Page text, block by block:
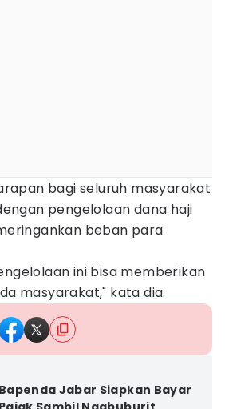
bagi seluruh masyarakat
pengelolaan dana haji
beban para
ini bisa memberikan
masyarakat," kata dia.
Bapenda Jabar Siapkan Bayar